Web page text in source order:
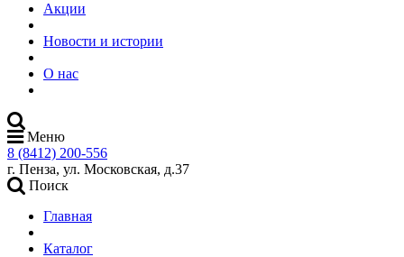
Акции
Новости и истории
О нас
Меню
8 (8412) 200-556
г. Пенза, ул. Московская, д.37
Поиск
Главная
Каталог